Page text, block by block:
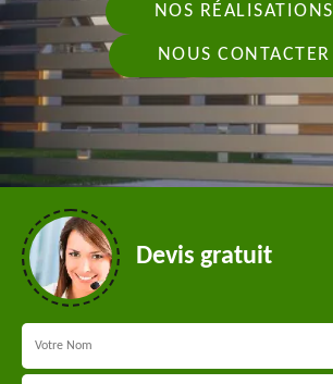
NOS RÉALISATIONS
NOUS CONTACTER
Devis gratuit